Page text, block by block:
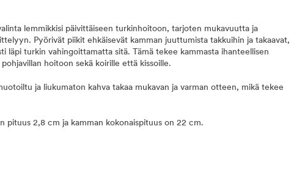
lemmikkisi päivittäiseen turkinhoitoon, tarjoten mukavuutta ja
Pyörivät piikit ehkäisevät kamman juuttumista takkuihin ja takaavat,
läpi turkin vahingoittamatta sitä. Tämä tekee kammasta ihanteellisen
hoitoon sekä koirille että kissoille.
ja liukumaton kahva takaa mukavan ja varman otteen, mikä tekee
pituus 2,8 cm ja kamman kokonaispituus on 22 cm.